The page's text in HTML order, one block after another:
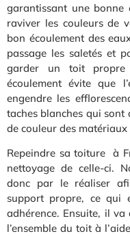
garantissant une
raviver les couleurs de
bon écoulement des
passage les saletés et
garder un toit propre
écoulement évite que
engendre les
taches blanches qui sont
de couleur des
Repeindre sa toiture à
nettoyage de celle-ci.
donc par le réaliser
support propre, ce qui
adhérence. Ensuite, il
l’ensemble du toit à